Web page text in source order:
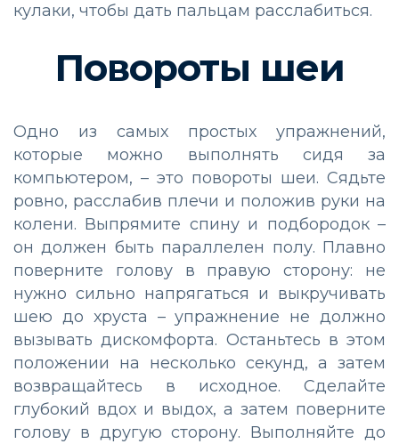
кулаки, чтобы дать пальцам расслабиться.
Повороты шеи
Одно из самых простых упражнений,
которые можно выполнять сидя за
компьютером, – это повороты шеи. Сядьте
ровно, расслабив плечи и положив руки на
колени. Выпрямите спину и подбородок –
он должен быть параллелен полу. Плавно
поверните голову в правую сторону: не
нужно сильно напрягаться и выкручивать
шею до хруста – упражнение не должно
вызывать дискомфорта. Останьтесь в этом
положении на несколько секунд, а затем
возвращайтесь в исходное. Сделайте
глубокий вдох и выдох, а затем поверните
голову в другую сторону. Выполняйте до